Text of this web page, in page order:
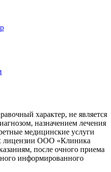
характер, не является
назначением лечения
медицинские услуги
лицензии ООО «Клиника
после очного приема
информированного